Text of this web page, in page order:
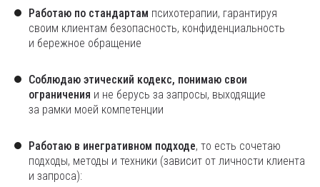
Работаю по стандартам психотерапии, гарантируя
своим клиентам безопасность, конфиденциальность
и бережное обращение
Соблюдаю этический кодекс, понимаю свои
ограничения и не берусь за запросы, выходящие
за рамки моей компетенции
Работаю в инегративном подходе, то есть сочетаю
подходы, методы и техники (зависит от личности клиента
и запроса):